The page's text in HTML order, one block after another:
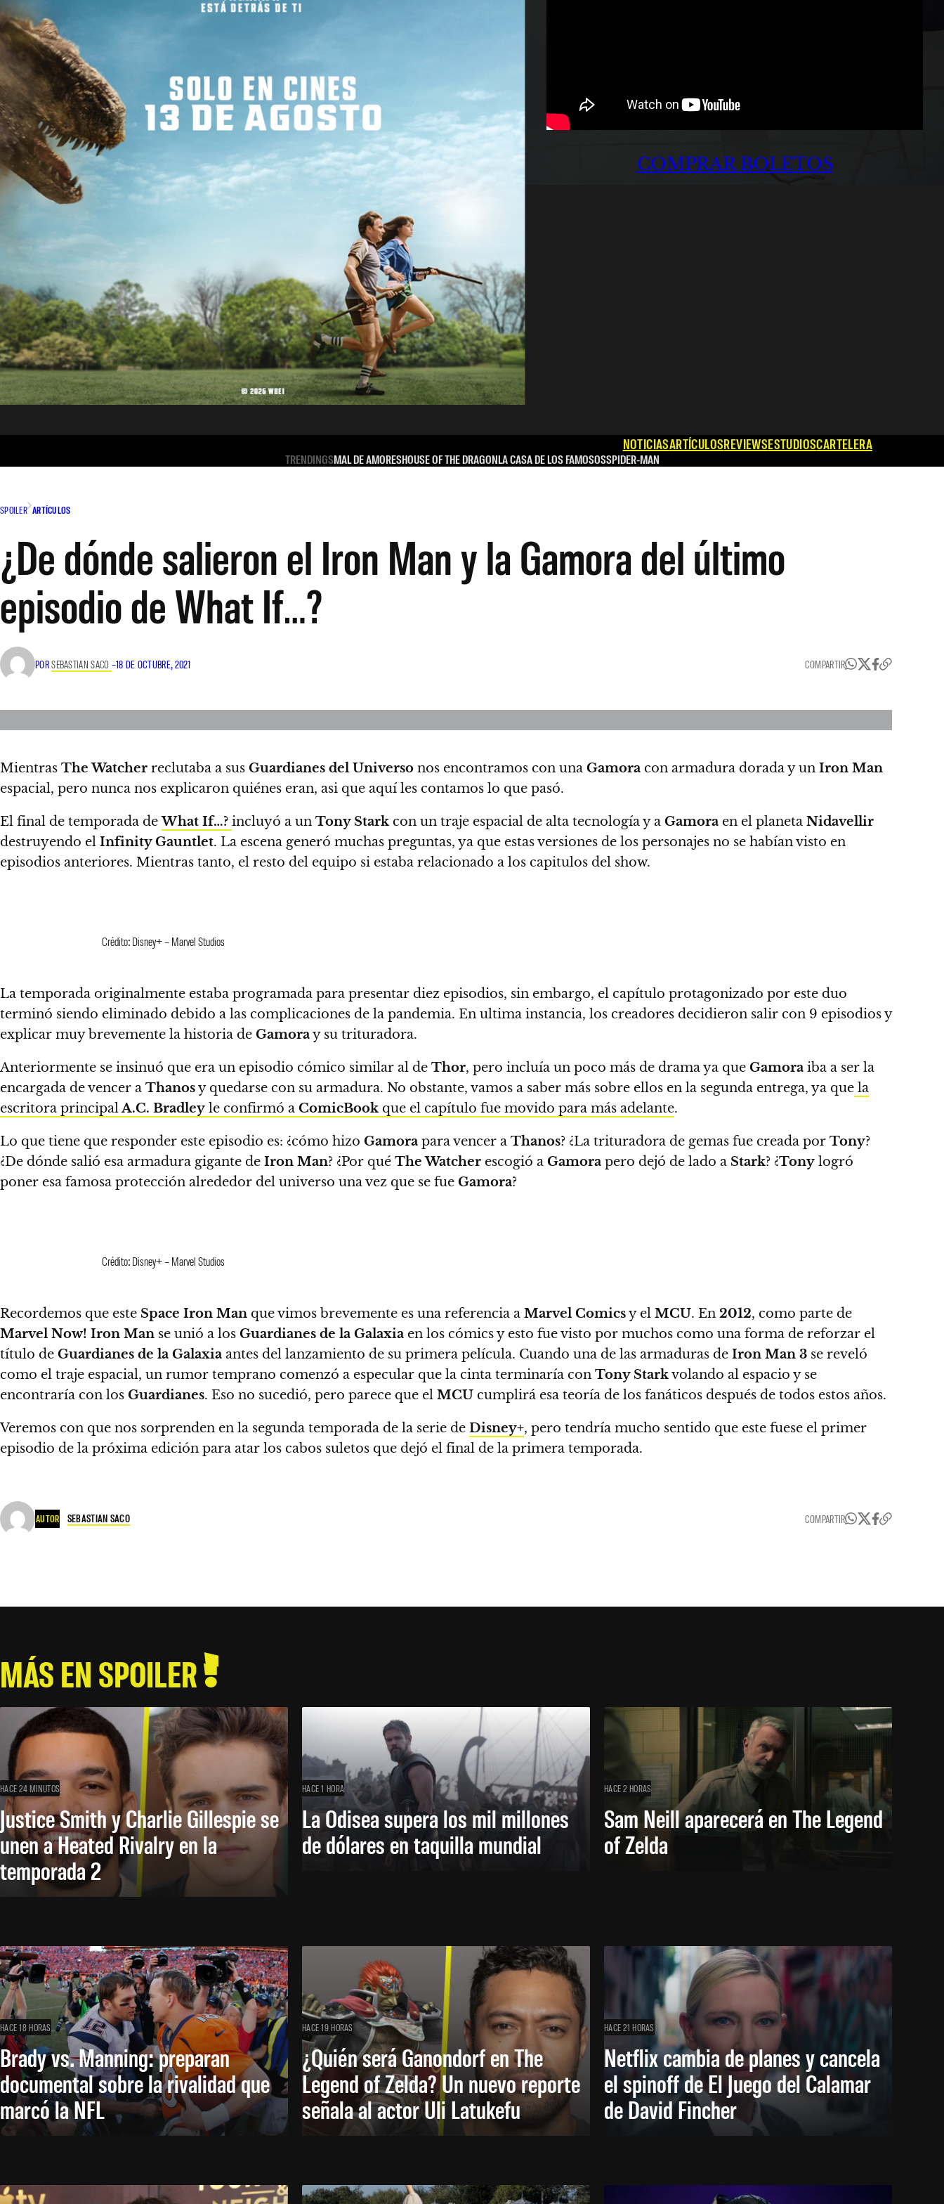
COMPRAR BOLETOS
NOTICIASARTÍCULOSREVIEWSESTUDIOSCARTELERA
TRENDINGSMAL DE AMORESHOUSE OF THE DRAGONLA CASA DE LOS FAMOSOSSPIDER-MAN
SPOILER ARTÍCULOS
¿De dónde salieron el Iron Man y la Gamora del último
episodio de What If…?
PORSEBASTIAN SACO –18 DE OCTUBRE, 2021 COMPARTIR
Mientras The Watcher reclutaba a sus Guardianes del Universo nos encontramos con una Gamora con armadura dorada y un Iron Man
espacial, pero nunca nos explicaron quiénes eran, asi que aquí les contamos lo que pasó.
El final de temporada deWhat If…? incluyó a un Tony Stark con un traje espacial de alta tecnología y a Gamora en el planeta Nidavellir
destruyendo el Infinity Gauntlet. La escena generó muchas preguntas, ya que estas versiones de los personajes no se habían visto en
episodios anteriores. Mientras tanto, el resto del equipo si estaba relacionado a los capitulos del show.
Crédito: Disney+ – Marvel Studios
La temporada originalmente estaba programada para presentar diez episodios, sin embargo, el capítulo protagonizado por este duo
terminó siendo eliminado debido a las complicaciones de la pandemia. En ultima instancia, los creadores decidieron salir con 9 episodios y
explicar muy brevemente la historia de Gamoray su trituradora.
Anteriormente se insinuó que era un episodio cómico similar al de Thor, pero incluía un poco más de drama ya que Gamora iba a ser la
encargada de vencer a Thanosy quedarse con su armadura. No obstante, vamos a saber más sobre ellos en la segunda entrega, ya que la
escritora principalA.C. Bradley le confirmó a ComicBook que el capítulo fue movido para más adelante.
Lo que tiene que responder este episodio es: ¿cómo hizo Gamora para vencer a Thanos? ¿La trituradora de gemas fue creada por Tony?
¿De dónde salió esa armadura gigante de Iron Man? ¿Por qué The Watcher escogió a Gamora pero dejó de lado a Stark? ¿Tony logró
poner esa famosa protección alrededor del universo una vez que se fue Gamora?
Crédito: Disney+ – Marvel Studios
Recordemos que este Space Iron Man que vimos brevemente es una referencia a Marvel Comicsy el MCU. En 2012, como parte de
Marvel Now! Iron Man se unió a los Guardianes de la Galaxia en los cómics y esto fue visto por muchos como una forma de reforzar el
título de Guardianes de la Galaxia antes del lanzamiento de su primera película. Cuando una de las armaduras de Iron Man 3 se reveló
como el traje espacial, un rumor temprano comenzó a especular que la cinta terminaría con Tony Starkvolando al espacio y se
encontraría con los Guardianes. Eso no sucedió, pero parece que el MCU cumplirá esa teoría de los fanáticos después de todos estos años.
Veremos con que nos sorprenden en la segunda temporada de la serie de Disney+, pero tendría mucho sentido que este fuese el primer
episodio de la próxima edición para atar los cabos suletos que dejó el final de la primera temporada.
AUTOR SEBASTIAN SACO COMPARTIR
MÁS EN SPOILER
HACE 24 MINUTOS
Justice Smith y Charlie Gillespie se
unen a Heated Rivalry en la
temporada 2
HACE 1 HORA
La Odisea supera los mil millones
de dólares en taquilla mundial
HACE 2 HORAS
Sam Neill aparecerá en The Legend
of Zelda
HACE 18 HORAS
Brady vs. Manning: preparan
documental sobre la rivalidad que
marcó la NFL
HACE 19 HORAS
¿Quién será Ganondorf en The
Legend of Zelda? Un nuevo reporte
señala al actor Uli Latukefu
HACE 21 HORAS
Netflix cambia de planes y cancela
el spinoff de El Juego del Calamar
de David Fincher